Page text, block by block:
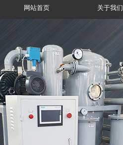
网站首页 关于我们